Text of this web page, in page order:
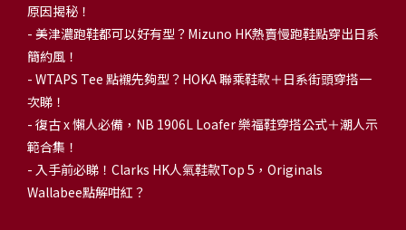
原因揭秘！
- 美津濃跑鞋都可以好有型？Mizuno HK熱賣慢跑鞋點穿出日系
簡約風！
- WTAPS Tee 點襯先夠型？HOKA 聯乘鞋款＋日系街頭穿搭一
次睇！
- 復古 x 懶人必備，NB 1906L Loafer 樂福鞋穿搭公式＋潮人示
範合集！
- 入手前必睇！Clarks HK人氣鞋款Top 5，Originals
Wallabee點解咁紅？